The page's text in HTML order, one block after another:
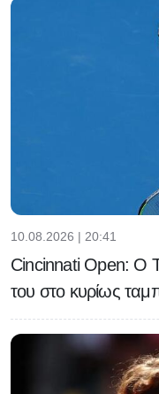
10.08.2026 | 20:41
Cincinnati Open: Ο
του στο κυρίως